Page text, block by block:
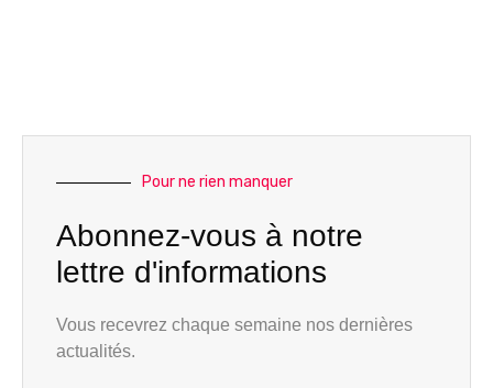
Pour ne rien manquer
Abonnez-vous à notre
lettre d'informations
Vous recevrez chaque semaine nos dernières
actualités.